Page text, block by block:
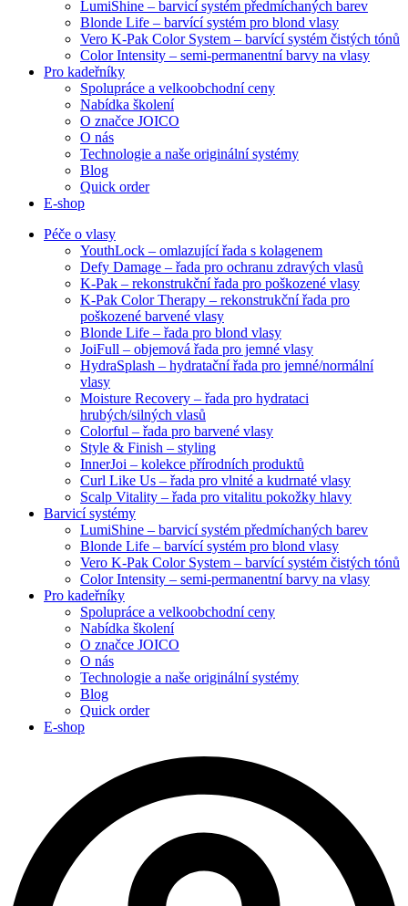
LumiShine – barvicí systém předmíchaných barev
Blonde Life – barvící systém pro blond vlasy
Vero K-Pak Color System – barvící systém čistých tónů
Color Intensity – semi-permanentní barvy na vlasy
Pro kadeřníky
Spolupráce a velkoobchodní ceny
Nabídka školení
O značce JOICO
O nás
Technologie a naše originální systémy
Blog
Quick order
E-shop
Péče o vlasy
YouthLock – omlazující řada s kolagenem
Defy Damage – řada pro ochranu zdravých vlasů
K-Pak – rekonstrukční řada pro poškozené vlasy
K-Pak Color Therapy – rekonstrukční řada pro
poškozené barvené vlasy
Blonde Life – řada pro blond vlasy
JoiFull – objemová řada pro jemné vlasy
HydraSplash – hydratační řada pro jemné/normální
vlasy
Moisture Recovery – řada pro hydrataci
hrubých/silných vlasů
Colorful – řada pro barvené vlasy
Style & Finish – styling
InnerJoi – kolekce přírodních produktů
Curl Like Us – řada pro vlnité a kudrnaté vlasy
Scalp Vitality – řada pro vitalitu pokožky hlavy
Barvicí systémy
LumiShine – barvicí systém předmíchaných barev
Blonde Life – barvící systém pro blond vlasy
Vero K-Pak Color System – barvící systém čistých tónů
Color Intensity – semi-permanentní barvy na vlasy
Pro kadeřníky
Spolupráce a velkoobchodní ceny
Nabídka školení
O značce JOICO
O nás
Technologie a naše originální systémy
Blog
Quick order
E-shop